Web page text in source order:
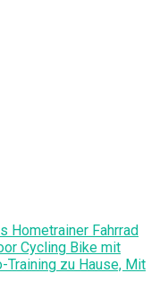
Hometrainer Fahrrad
Cycling Bike mit
zu Hause, Mit